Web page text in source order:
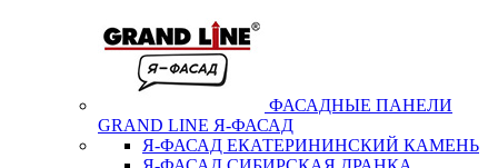
ФАСАДНЫЕ ПАНЕЛИ
GRAND LINE Я-ФАСАД
Я-ФАСАД ЕКАТЕРИНИНСКИЙ КАМЕНЬ